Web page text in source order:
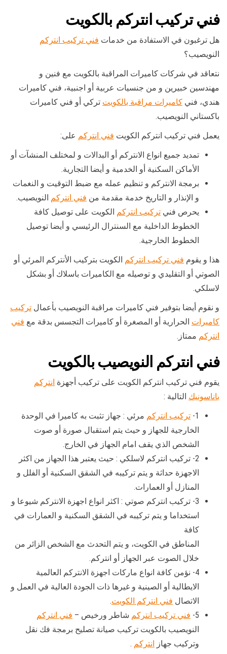
فني تركيب انتركم بالكويت
هل ترغبون في الاستفادة من خدمات فني تركيب انتركم
النويصيب؟
نتعاقد في شركات كاميرات المراقبة بالكويت مع فنين و
مهندسين خبيرين و من جنسيات عربية أو اجنبية، فني كاميرات
هندي، فني كاميرات مراقبة بالكويت تركي أو فني كاميرات
باكستاني النويصيب.
يعمل فني تركيب انتركم الكويت فني انتركم على:
تمديد جميع انواع الانتركم أو البدالات و لمختلف المنشآت أو
الأماكن السكنية أو الخدمية و أيضا التجارية.
برمجة الانتركم و تنظيم عمله مع ضبط التوقيت و النغمات
و الإنذار و التاريخ خدمة مقدمة من فني انتركم النويصيب.
يحرص فني تركيب انتركم الكويت على توصيل كافة
الخطوط الداخلية مع السنترال الرئيسي و أيضا توصيل
الخطوط الخارجية.
هذا و يقوم فني تركيب انتركم الكويت بتركيب الأنتركم المرئي أو
الصوتي أو التقليدي و توصيله مع الكاميرات باسلاك أو بشكل
لاسلكي.
و نقوم أيضا بتوفير فني كاميرات مراقبة النويصيب بأعمال تركيب
كاميرات الحرارية أو المصغرة أو كاميرات التجسس بدقة مع فني
انتركم ممتاز.
فني انتركم النويصيب بالكويت
يقوم فني تركيب انتركم الكويت على تركيب أجهزة انتركم
باناسونيك التالية :
1- تركيب انتركم مرئي : جهاز تثبت به كاميرا في الوحدة
الخارجية للجهاز و حيث يتم استقبال صورة أو صوت
الشخص الذي يقف امام الجهاز في الخارج.
2- تركيب انتركم لاسلكي : حيث يعتبر هذا الجهاز من اكثر
الاجهزة حداثة و يتم تركيبه في الشقق السكنية أو الفلل و
المنازل أو العمارات.
3- تركيب انتركم صوتي : اكثر انواع اجهزة الانتركم شيوعا و
استخداما و يتم تركيبه في الشقق السكنية و العمارات في
كافة
المناطق في الكويت، و يتم التحدث مع الشخص الزائر من
خلال الصوت عبر الجهاز أو انتركم.
4- نؤمن كافة انواع ماركات اجهزة الانتركم العالمية
الايطالية أو الصينية و غيرها ذات الجودة العالية في العمل و
الاتصال فني انتركم الكويت.
5- فني تركيب انتركم شاطر ورخيص – فني انتركم
النويصيب بالكويت تركيب صيانة تصليح برمجة فك نقل
وتركيب جهاز انتركم .